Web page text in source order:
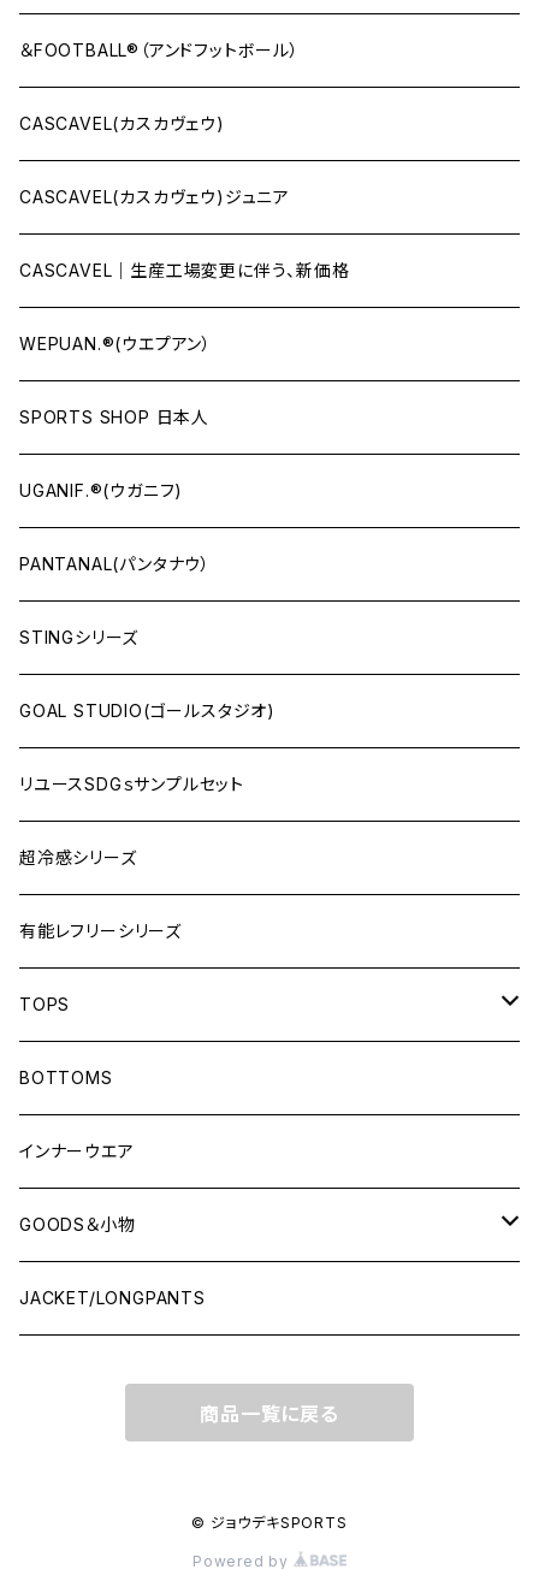
＆FOOTBALL®（アンドフットボール）
CASCAVEL(カスカヴェウ)
CASCAVEL(カスカヴェウ)ジュニア
CASCAVEL｜生産工場変更に伴う、新価格
WEPUAN.®(ウエプアン）
SPORTS SHOP 日本人
UGANIF.®(ウガニフ)
PANTANAL(パンタナウ）
STINGシリーズ
GOAL STUDIO(ゴールスタジオ)
リユースSDGｓサンプルセット
超冷感シリーズ
有能レフリーシリーズ
TOPS
LONG-SLEEVEプラシャツ
SHORT-SLEEVEプラシャツ
NO-SLEEVE
Tシャツ(オフコート)
BOTTOMS
インナーウエア
GOODS＆小物
シューズ袋
JACKET/LONGPANTS
商品一覧に戻る
© ジョウデキSPORTS
Powered by